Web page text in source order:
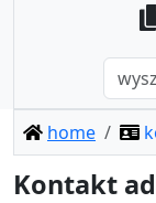
home
Kontakt